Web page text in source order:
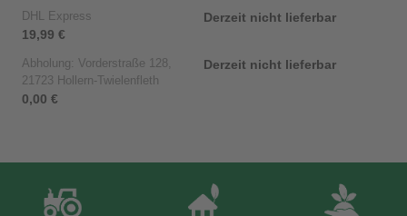
DHL Express
19,99 €
Derzeit nicht lieferbar
Abholung: Vorderstraße 128,
21723 Hollern-Twielenfleth
0,00 €
Derzeit nicht lieferbar